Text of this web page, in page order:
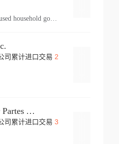
personal effect,used household goods
司累计进口交易 2
Dpm Draexlmaier Partes Automotrices Corr Ind Huejotzingo
司累计进口交易 3